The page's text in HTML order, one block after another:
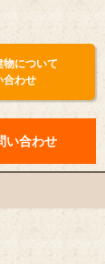
物について
合わせ
い合わせ